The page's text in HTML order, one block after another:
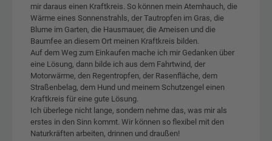
mir daraus einen Kraftkreis. So können mein Atemhauch, die
Wärme eines Sonnenstrahls, der Tautropfen im Gras, die
Blume im Garten, die Hausmauer, die Ameisen und die
Baumfee an diesem Ort meinen Kraftkreis bilden.
Auf dem Weg zum Einkaufen mache ich mir Gedanken über
eine Lösung, dann bilde ich aus dem Fahrtwind, der
Motorwärme, den Regentropfen, der Rasenfläche, dem
Straßenbelag, dem Hund und meinem Schutzengel einen
Kraftkreis für eine gute Lösung.
Ich überlege nicht lange, sondern nehme das, was mir als
erstes in den Sinn kommt. Wir können so flexibel mit den
Naturkräften arbeiten, drinnen und draußen!